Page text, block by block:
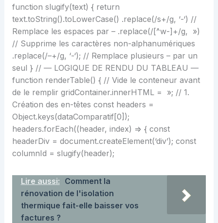
function slugify(text) { return
text.toString().toLowerCase() .replace(/s+/g, ‘-‘) //
Remplace les espaces par – .replace(/[^w-]+/g, »)
// Supprime les caractères non-alphanumériques
.replace(/–+/g, ‘-‘); // Remplace plusieurs – par un
seul } // — LOGIQUE DE RENDU DU TABLEAU —
function renderTable() { // Vide le conteneur avant
de le remplir gridContainer.innerHTML = »; // 1.
Création des en-têtes const headers =
Object.keys(dataComparatif[0]);
headers.forEach((header, index) => { const
headerDiv = document.createElement(‘div’); const
columnId = slugify(header);
Lire aussi: Comment la
rénovation de l'isolation
thermique fait-elle baisser vos
factures ?